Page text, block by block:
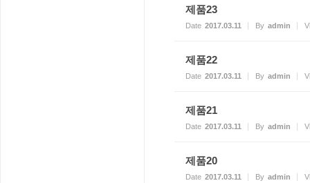
제품23
Date 2017.03.11 By admin
제품22
Date 2017.03.11 By admin
제품21
Date 2017.03.11 By admin
제품20
Date 2017.03.11 By admin